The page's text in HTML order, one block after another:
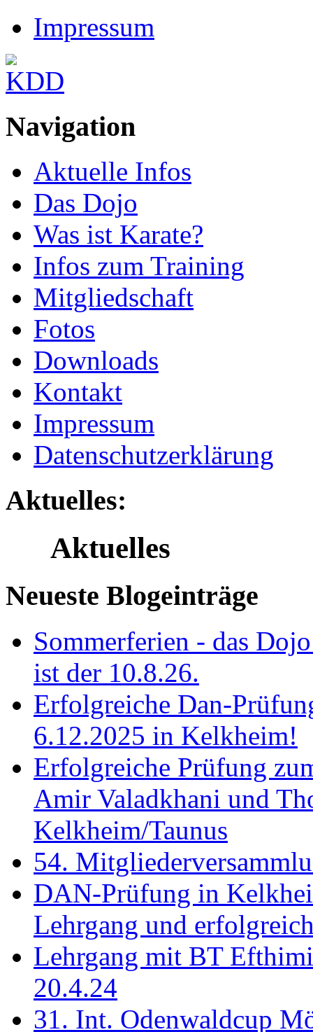
Impressum
Navigation
Aktuelle Infos
Das Dojo
Was ist Karate?
Infos zum Training
Mitgliedschaft
Fotos
Downloads
Kontakt
Impressum
Datenschutzerklärung
Aktuelles:
Aktuelles
Neueste Blogeinträge
Sommerferien - das
ist der 10.8.26.
Erfolgreiche Dan-
6.12.2025 in Kelkheim!
Erfolgreiche Prüfung
Amir Valadkhani und
Kelkheim/Taunus
54.
DAN-Prüfung in
Lehrgang und
Lehrgang mit BT
20.4.24
31. Int. Odenwaldcup